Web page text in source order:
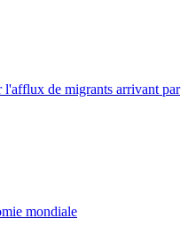
l'afflux de migrants arrivant par
mondiale